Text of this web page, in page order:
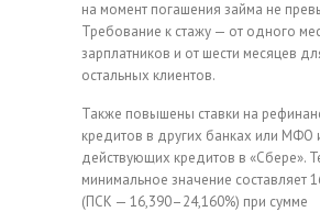
на момент погашения займа не
Требование к стажу — от одного
зарплатников и от шести месяцев
остальных клиентов.
Также повышены ставки на
кредитов в других банках или МФО
действующих кредитов в «Сбере».
минимальное значение составляет
(ПСК — 16,390–24,160%) при сумме